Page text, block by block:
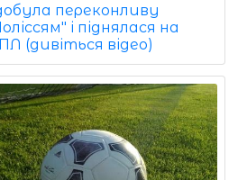
переконливу
і піднялася на
(дивіться відео)